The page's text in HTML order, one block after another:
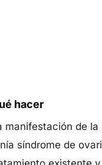
hacer
manifestación de
síndrome de